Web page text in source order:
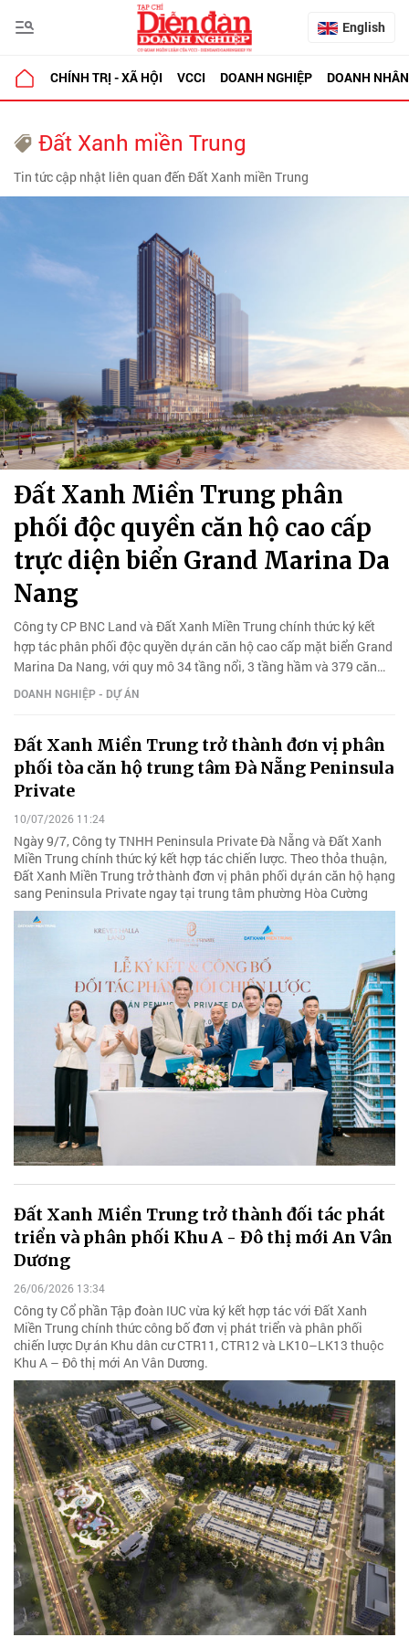
English
CHÍNH TRỊ - XÃ HỘI VCCI DOANH NGHIỆP DOANH NHÂN
Đất Xanh miền Trung
Tin tức cập nhật liên quan đến Đất Xanh miền Trung
Đất Xanh Miền Trung phân
phối độc quyền căn hộ cao cấp
trực diện biển Grand Marina Da
Nang
Công ty CP BNC Land và Đất Xanh Miền Trung chính thức ký kết
hợp tác phân phối độc quyền dự án căn hộ cao cấp mặt biển Grand
Marina Da Nang, với quy mô 34 tầng nổi, 3 tầng hầm và 379 căn
hộ.
DOANH NGHIỆP - DỰ ÁN
Đất Xanh Miền Trung trở thành đơn vị phân
phối tòa căn hộ trung tâm Đà Nẵng Peninsula
Private
10/07/2026 11:24
Ngày 9/7, Công ty TNHH Peninsula Private Đà Nẵng và Đất Xanh
Miền Trung chính thức ký kết hợp tác chiến lược. Theo thỏa thuận,
Đất Xanh Miền Trung trở thành đơn vị phân phối dự án căn hộ hạng
sang Peninsula Private ngay tại trung tâm phường Hòa Cường
Đất Xanh Miền Trung trở thành đối tác phát
triển và phân phối Khu A - Đô thị mới An Vân
Dương
26/06/2026 13:34
Công ty Cổ phần Tập đoàn IUC vừa ký kết hợp tác với Đất Xanh
Miền Trung chính thức công bố đơn vị phát triển và phân phối
chiến lược Dự án Khu dân cư CTR11, CTR12 và LK10–LK13 thuộc
Khu A – Đô thị mới An Vân Dương.